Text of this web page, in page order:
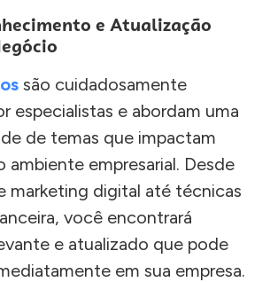
e Atualização
são cuidadosamente
especialistas e abordam uma
de temas que impactam
ambiente empresarial. Desde
marketing digital até técnicas
você encontrará
e atualizado que pode
em sua empresa.